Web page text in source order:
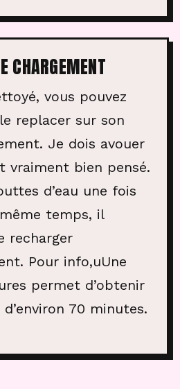
CHARGEMENT
vous pouvez
replacer sur son
Je dois avouer
vraiment bien pensé.
d’eau une fois
temps, il
recharger
Pour info,uUne
permet d’obtenir
70 minutes.